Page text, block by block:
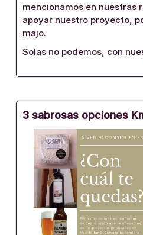
mencionamos en nuestras
apoyar nuestro proyecto,
majo.
Solas no podemos, con
3 sabrosas opciones